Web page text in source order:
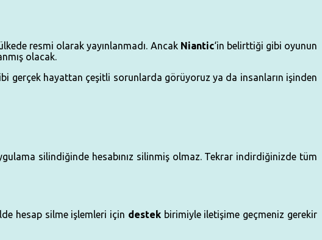
resmi olarak yayınlanmadı. Ancak Niantic‘in belirttiği gibi oyunun
olacak.
gerçek hayattan çeşitli sorunlarda görüyoruz ya da insanların işinden
silindiğinde hesabınız silinmiş olmaz. Tekrar indirdiğinizde tüm
hesap silme işlemleri için destekbirimiyle iletişime geçmeniz gerekir